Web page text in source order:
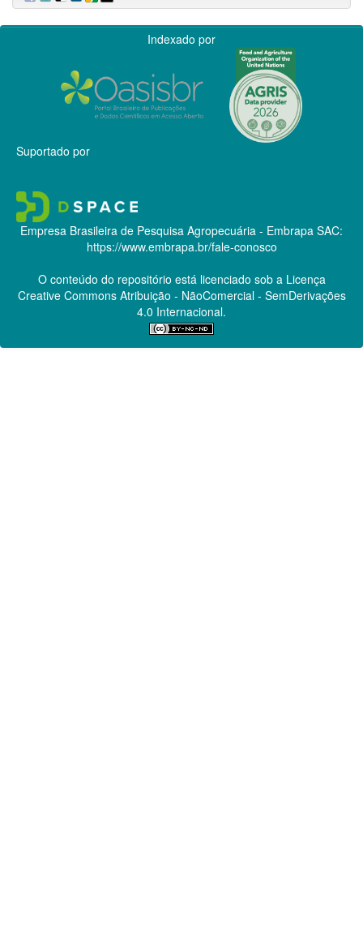
Indexado por
Suportado por
Empresa Brasileira de Pesquisa Agropecuária - Embrapa SAC:
https://www.embrapa.br/fale-conosco
O conteúdo do repositório está licenciado sob a Licença
Creative CommonsAtribuição - NãoComercial - SemDerivações
4.0 Internacional.